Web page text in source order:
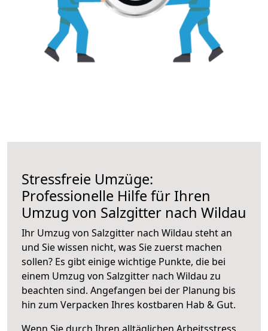
Stressfreie Umzüge:
Professionelle Hilfe für Ihren
Umzug von Salzgitter nach Wildau
Ihr Umzug von Salzgitter nach Wildau steht an
und Sie wissen nicht, was Sie zuerst machen
sollen? Es gibt einige wichtige Punkte, die bei
einem Umzug von Salzgitter nach Wildau zu
beachten sind. Angefangen bei der Planung bis
hin zum Verpacken Ihres kostbaren Hab & Gut.